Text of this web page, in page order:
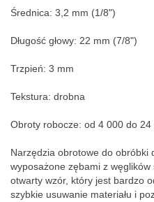
Średnica: 3,2 mm (1/8")
Długość głowy: 22 mm (7/8")
Trzpień: 3 mm
Tekstura: drobna
Obroty robocze: od 4 000 do
Narzędzia obrotowe do obróbki
wyposażone zębami z
otwarty wzór, który jest bardzo
szybkie usuwanie materiału i